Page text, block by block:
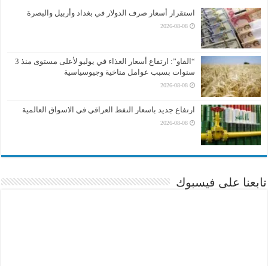
استقرار أسعار صرف الدولار في بغداد وأربيل والبصرة
2026-08-08
“الفاو”: ارتفاع أسعار الغذاء في يوليو لأعلى مستوى منذ 3
سنوات بسبب عوامل مناخية وجيوسياسية
2026-08-08
ارتفاع جديد باسعار النفط العراقي في الاسواق العالمية
2026-08-08
تابعنا على فيسبوك